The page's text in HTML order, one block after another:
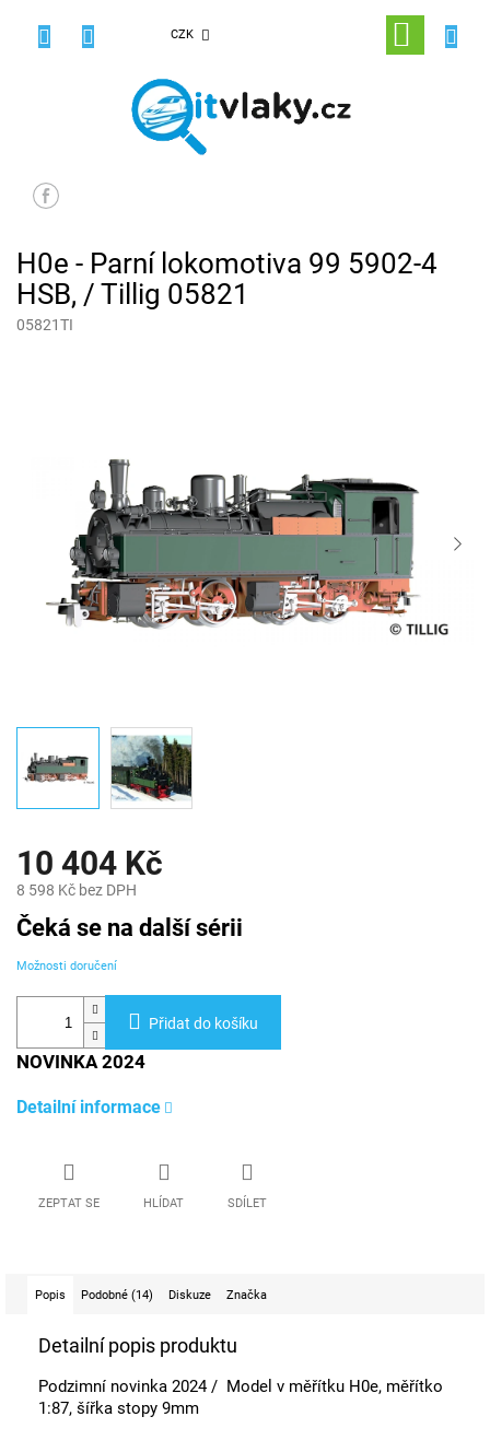
CZK
NÁKUPNÍ
KOŠÍK
H0e - Parní lokomotiva 99 5902-4
HSB, / Tillig 05821
05821TI
10 404 Kč
8 598 Kč bez DPH
Měrná
cena:
Čeká se na další sérii
Možnosti doručení
Přidat do košíku
NOVINKA 2024
Detailní informace
ZEPTAT SE HLÍDAT SDÍLET
Popis Podobné (14) Diskuze Značka
Detailní popis produktu
Podzimní novinka 2024 / Model v měřítku H0e, měřítko
1:87, šířka stopy 9mm